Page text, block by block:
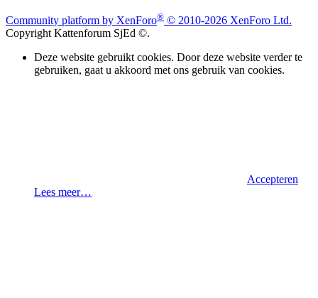
Community platform by XenForo® © 2010-2026 XenForo Ltd.
Copyright Kattenforum SjEd ©.
Deze website gebruikt cookies. Door deze website verder te
gebruiken, gaat u akkoord met ons gebruik van cookies.
Accepteren
Lees meer…